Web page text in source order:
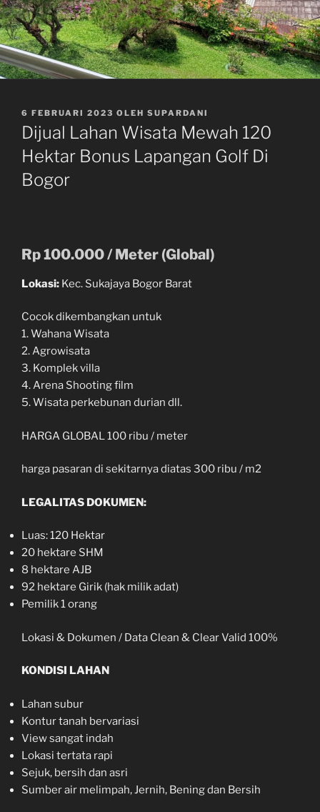
DIPOSKAN
PADA
6 FEBRUARI 2023 OLEH SUPARDANI
Dijual Lahan Wisata Mewah 120
Hektar Bonus Lapangan Golf Di
Bogor
Rp 100.000 / Meter (Global)
Lokasi: Kec. Sukajaya Bogor Barat
Cocok dikembangkan untuk
1. Wahana Wisata
2. Agrowisata
3. Komplek villa
4. Arena Shooting film
5. Wisata perkebunan durian dll.
HARGA GLOBAL 100 ribu / meter
harga pasaran di sekitarnya diatas 300 ribu / m2
LEGALITAS DOKUMEN:
Luas: 120 Hektar
20 hektare SHM
8 hektare AJB
92 hektare Girik (hak milik adat)
Pemilik 1 orang
Lokasi & Dokumen / Data Clean & Clear Valid 100%
KONDISI LAHAN
Lahan subur
Kontur tanah bervariasi
View sangat indah
Lokasi tertata rapi
Sejuk, bersih dan asri
Sumber air melimpah, Jernih, Bening dan Bersih